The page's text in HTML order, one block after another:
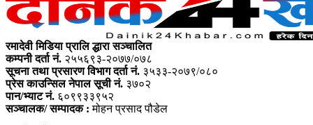
रमादेवी मिडिया प्रालि द्धारा सञ्चालित
कम्पनी दर्ता नं. २५५६९३-२०७७/०७८
सूचना तथा प्रसारण विभाग दर्ता नं. ३५३३-२०७९/०८०
प्रेस काउन्सिल नेपाल सूची नं. ३७०२
पान/भ्याट नं. ६०९९३३९५२
सञ्चालक/ सम्पादक :मोहन प्रसाद पौडेल